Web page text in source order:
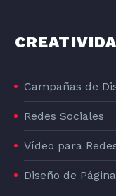
Campañas de
Redes Sociales
Vídeo para
Diseño de